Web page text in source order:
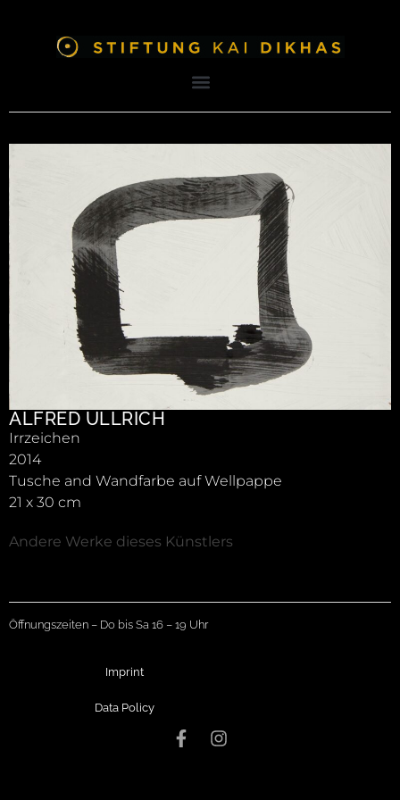
ALFRED ULLRICH
Irrzeichen
2014
Tusche and Wandfarbe auf Wellpappe
21 x 30 cm
Andere Werke dieses Künstlers
Öffnungszeiten – Do bis Sa 16 – 19 Uhr
Imprint
Data Policy